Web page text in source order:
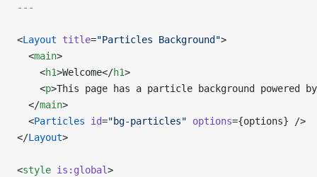
---
<Layout title="Particles Background">
  <
main>
    <
h1>Welcome</h1>
    <
p>This page has a particle background powered
  </
main>
  <
Particles id="bg-particles" options={options} />
</Layout>
<style is:global>